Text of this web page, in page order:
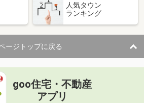
人気タウン
ランキング
ージトップに戻る
goo住宅・不動産
アプリ